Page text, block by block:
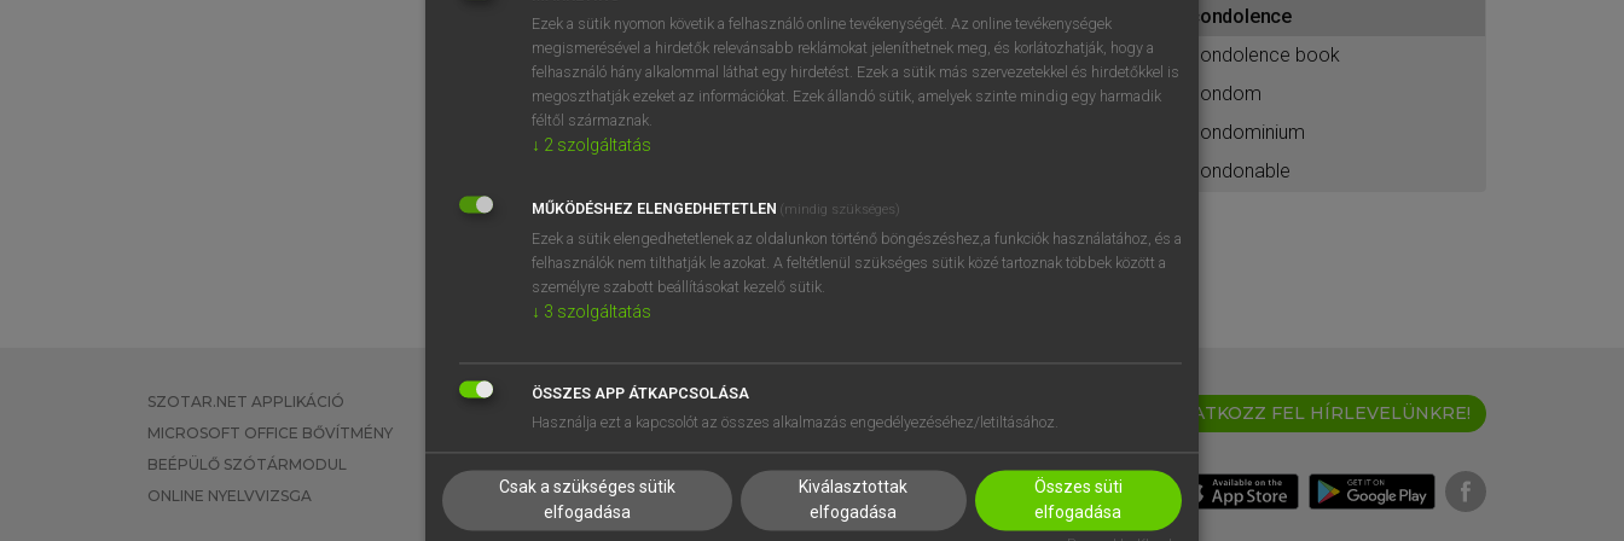
BELÉPÉS
próbaverziójának elindításához
regisztrálok ésbelépek.
REGISZTRÁCIÓ
condolence
condolence book
condom
condominium
condonable
SZOTAR.NET APPLIKÁCIÓ
MICROSOFT OFFICE BŐVÍTMÉNY
BEÉPÜLŐ SZÓTÁRMODUL
ONLINE NYELVVIZSGA
EGYÉNI FELHASZNÁLÓKNAK
TANULÓKNAK
VÁLLALATI MEGOLDÁSOK
SÚGÓ
RÓLUNK
SÜTI BEÁLLÍTÁSOK
IRATKOZZ FEL HÍRLEVELÜNKRE!
Ezek a sütik nyomon követik a felhasználó online tevékenységét. Az online tevékenységek
megismerésével a hirdetők relevánsabb reklámokat jeleníthetnek meg, és korlátozhatják, hogy a
felhasználó hány alkalommal láthat egy hirdetést. Ezek a sütik más szervezetekkel és hirdetőkkel is
megoszthatják ezeket az információkat. Ezek állandó sütik, amelyek szinte mindig egy harmadik
féltől származnak.
↓ 2 szolgáltatás
MŰKÖDÉSHEZ ELENGEDHETETLEN (mindig szükséges)
Ezek a sütik elengedhetetlenek az oldalunkon történő böngészéshez,a funkciók használatához, és a
felhasználók nem tilthatják le azokat. A feltétlenül szükséges sütik közé tartoznak többek között a
személyre szabott beállításokat kezelő sütik.
↓ 3 szolgáltatás
ÖSSZES APP ÁTKAPCSOLÁSA
Használja ezt a kapcsolót az összes alkalmazás engedélyezéséhez/letiltásához.
Csak a szükséges sütik
elfogadása
Kiválasztottak
elfogadása
Összes süti
elfogadása